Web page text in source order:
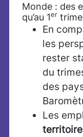
Monde : des
qu’au 1er
En
les
rester
du
des
Les